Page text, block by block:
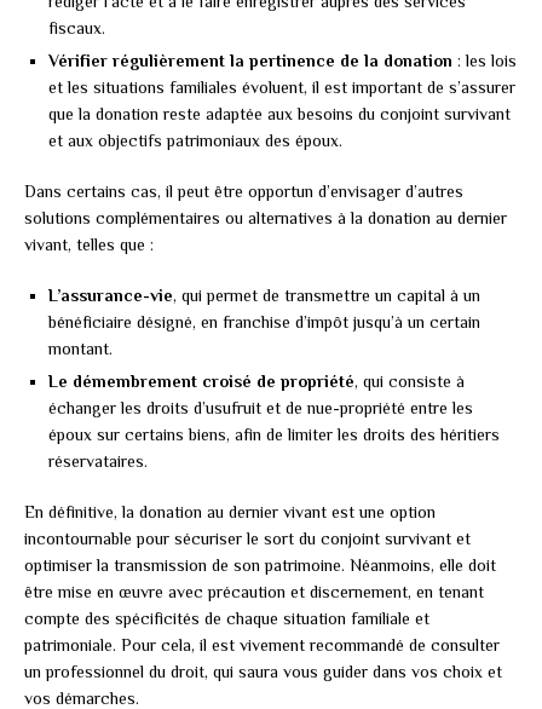
fiscaux.
Vérifier régulièrement la pertinence de la donation : les lois
et les situations familiales évoluent, il est important de s’assurer
que la donation reste adaptée aux besoins du conjoint survivant
et aux objectifs patrimoniaux des époux.
Dans certains cas, il peut être opportun d’envisager d’autres
solutions complémentaires ou alternatives à la donation au dernier
vivant, telles que :
L’assurance-vie, qui permet de transmettre un capital à un
bénéficiaire désigné, en franchise d’impôt jusqu’à un certain
montant.
Le démembrement croisé de propriété, qui consiste à
échanger les droits d’usufruit et de nue-propriété entre les
époux sur certains biens, afin de limiter les droits des héritiers
réservataires.
En définitive, la donation au dernier vivant est une option
incontournable pour sécuriser le sort du conjoint survivant et
optimiser la transmission de son patrimoine. Néanmoins, elle doit
être mise en œuvre avec précaution et discernement, en tenant
compte des spécificités de chaque situation familiale et
patrimoniale. Pour cela, il est vivement recommandé de consulter
un professionnel du droit, qui saura vous guider dans vos choix et
vos démarches.